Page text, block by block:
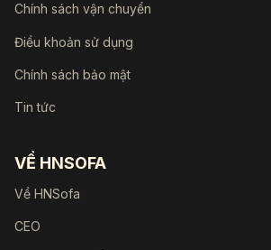
Chính sách vận chuyển
Điều khoản sử dụng
Chính sách bảo mật
Tin tức
VỀ HNSOFA
Về HNSofa
CEO